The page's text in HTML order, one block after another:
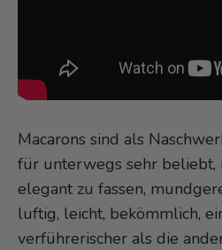
Macarons sind als
für unterwegs sehr beliebt,
elegant zu fassen,
luftig, leicht, bekömmlich,
verführerischer als die